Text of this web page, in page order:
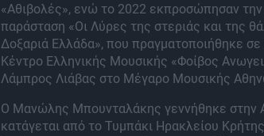
«Αθιβολές», ενώ το 2022 εκπροσώπησαν
παράσταση «Οι Λύρες της στεριάς και της
Δοξαριά Ελλάδα», που πραγματοποιήθηκε σε
Κέντρο Ελληνικής Μουσικής «Φοίβος
Λάμπρος Λιάβας στο Μέγαρο Μουσικής
Ο Μανώλης Μπουνταλάκης γεννήθηκε στην
κατάγεται από το Τυμπάκι Ηρακλείου